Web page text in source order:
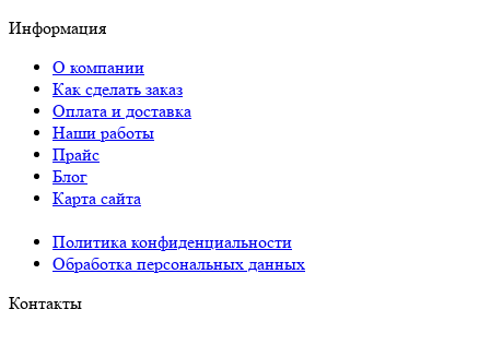
Информация
О компании
Как сделать заказ
Оплата и доставка
Наши работы
Прайс
Блог
Карта сайта
Политика конфиденциальности
Обработка персональных данных
Контакты